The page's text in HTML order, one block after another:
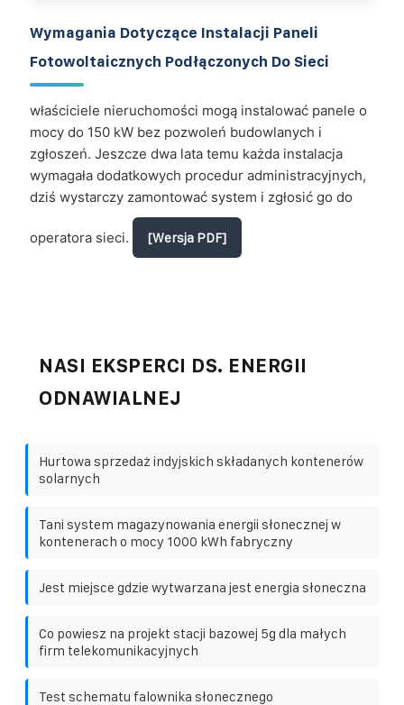
Wymagania Dotyczące Instalacji Paneli
Fotowoltaicznych Podłączonych Do Sieci
właściciele nieruchomości mogą instalować panele o
mocy do 150 kW bez pozwoleń budowlanych i
zgłoszeń. Jeszcze dwa lata temu każda instalacja
wymagała dodatkowych procedur administracyjnych,
dziś wystarczy zamontować system i zgłosić go do
operatora sieci. [Wersja PDF]
NASI EKSPERCI DS. ENERGII
ODNAWIALNEJ
Hurtowa sprzedaż indyjskich składanych kontenerów
solarnych
Tani system magazynowania energii słonecznej w
kontenerach o mocy 1000 kWh fabryczny
Jest miejsce gdzie wytwarzana jest energia słoneczna
Co powiesz na projekt stacji bazowej 5g dla małych
firm telekomunikacyjnych
Test schematu falownika słonecznego